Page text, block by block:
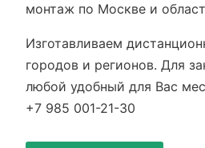
монтаж по Москве и
Изготавливаем
городов и регионов. Для
любой удобный для Вас
+7 985 001-21-30